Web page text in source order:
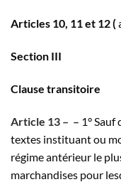
Articles 10, 11 et 12 (
Section III
Clause transitoire
Article 13 – – 1°
textes instituant ou
régime antérieur le
marchandises pour